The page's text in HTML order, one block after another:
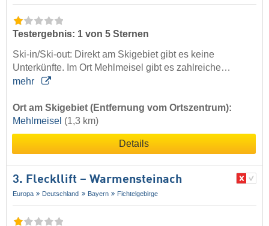
Testergebnis: 1 von 5 Sternen
Ski-in/Ski-out: Direkt am Skigebiet gibt es keine
Unterkünfte. Im Ort Mehlmeisel gibt es zahlreiche…
mehr
Ort am Skigebiet (Entfernung vom Ortszentrum):
Mehlmeisel (1,3 km)
Details
3. Fleckllift – Warmensteinach
Europa Deutschland Bayern Fichtelgebirge